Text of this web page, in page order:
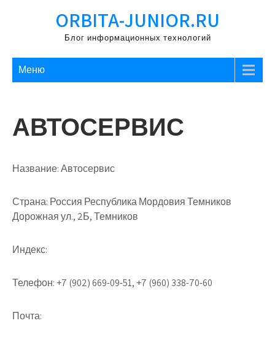
ORBITA-JUNIOR.RU
Блог информационных технологий
Меню
АВТОСЕРВИС
Название:Автосервис
Страна: Россия Республика Мордовия Темников
Дорожная ул., 2Б, Темников
Индекс:
Телефон: +7 (902) 669-09-51, +7 (960) 338-70-60
Почта: